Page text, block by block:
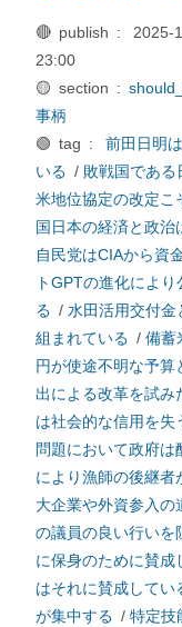
🔴 publish : 2025-
23:00
🟡 section :
事柄
🟢 tag :
前田日明
いる / 敗戦国である
米地位協定の改定こ
国日本の経済と政
自民党はCIAから資
トGPTの進化によ
る / 水田活用交付金
組まれている / 備蓄
円が使途不明な予算
出による改革を試み
は社会的な信用を失
問題において政府
により漁師の後継者
大企業や外資参入の
の議員の良い行いを
に保身のために賛成
はそれに賛成してい
が集中する / 特定技